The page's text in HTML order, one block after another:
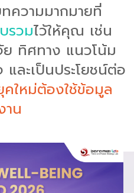
ทความมากมายที่
รวมไว้ให้คุณ เช่น
ย ทิศทาง แนวโน้ม
ละเป็นประโยชน์ต่อ
ใหม่ต้องใช้ข้อมูล
าน